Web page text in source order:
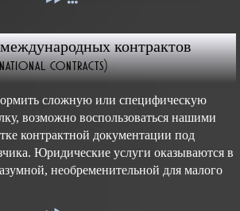
контрактов
contracts)
сложную или специфическую
возможно воспользоваться нашими
контрактной документации под
Юридические услуги оказываются в
необременительной для малого